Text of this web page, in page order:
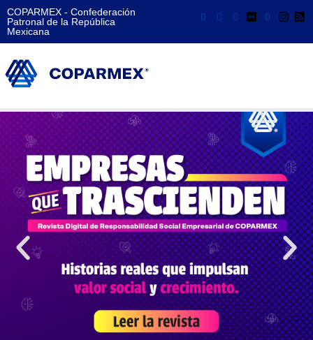
COPARMEX - Confederación
Patronal de la República
Mexicana